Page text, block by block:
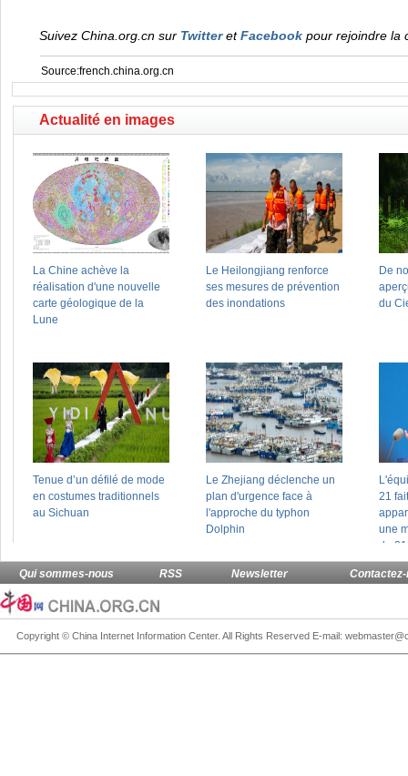
Suivez China.org.cn sur TwitteretFacebook pour rejoindre la
Source:french.china.org.cn